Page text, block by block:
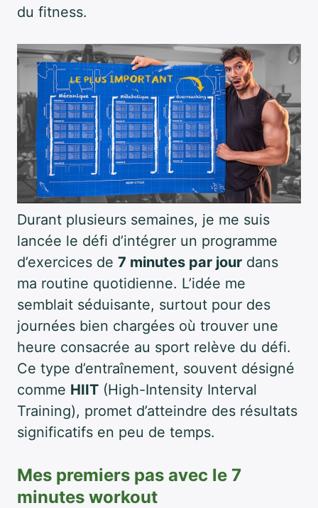
du fitness.
Durant plusieurs semaines, je me suis
lancée le défi d’intégrer un programme
d’exercices de 7 minutes par jour dans
ma routine quotidienne. L’idée me
semblait séduisante, surtout pour des
journées bien chargées où trouver une
heure consacrée au sport relève du défi.
Ce type d’entraînement, souvent désigné
comme HIIT (High-Intensity Interval
Training), promet d’atteindre des résultats
significatifs en peu de temps.
Mes premiers pas avec le 7
minutes workout